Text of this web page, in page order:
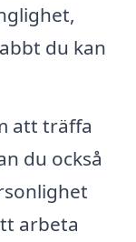
du kan
att träffa
du också
arbeta